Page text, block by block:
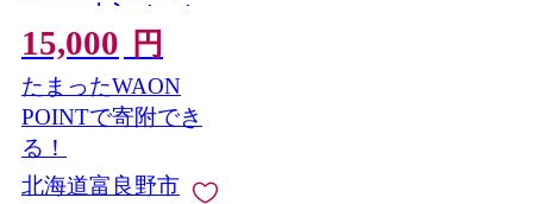
160g×30本入_ トマト
ジュース トマト100 食
塩無添加 無塩 野菜ジ
ュース ドリンク 飲料
美容 砂糖不使用 健康
備蓄 防災 缶 ストレー
ト ギフト 贈答 送料無
料 セット 国産 北海道
15,000 円
たまったWAON
POINTで寄附でき
る！
北海道富良野市